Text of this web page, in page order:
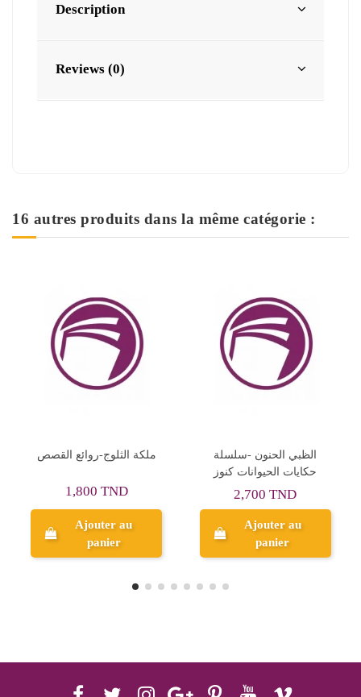
Description
Reviews (0)
16 autres produits dans la même catégorie :
الظبي الحنون -سلسلة
2,700 TND
Ajouter au
panier
OLIVER TWIST -
FANTASTIC CLASSICS -
YAMAMA
3,750 TND
Ajouter au
panier